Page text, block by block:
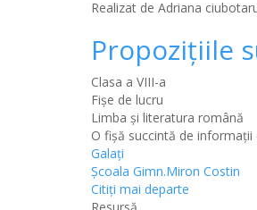
Realizat de Adriana
Propoziţiile
Clasa a VIII-a
Fișe de lucru
Limba şi literatura română
O fişă succintă de
Galaţi
Şcoala Gimn.Miron Costin
Citiţi mai departe